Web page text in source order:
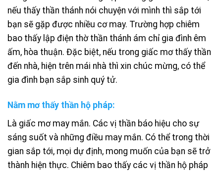
nếu thấy thần thánh nói chuyện với mình thì sắp tới
bạn sẽ gặp được nhiều cơ may. Trường hợp chiêm
bao thấy lập điện thờ thần thánh ám chỉ gia đình êm
ấm, hòa thuận. Đặc biệt, nếu trong giấc mơ thấy thần
đến nhà, hiện trên mái nhà thì xin chúc mừng, có thể
gia đình bạn sắp sinh quý tử.
Nằm mơ thấy thần hộ pháp:
Là giấc mơ may mắn. Các vị thần báo hiệu cho sự
sáng suốt và những điều may mắn. Có thể trong thời
gian sắp tới, mọi dự định, mong muốn của bạn sẽ trở
thành hiện thực. Chiêm bao thấy các vị thần hộ pháp